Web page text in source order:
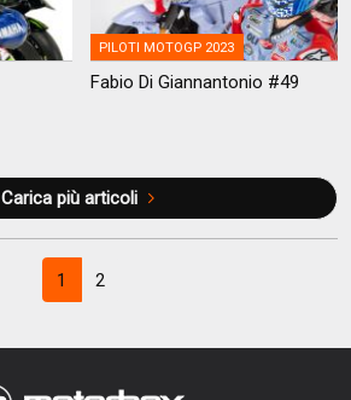
PILOTI MOTOGP 2023
Fabio Di Giannantonio #49
Carica più articoli
1 2